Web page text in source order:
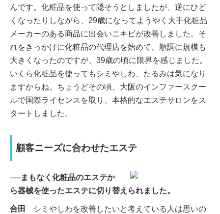
んです。化粧品を使って隠そうとしましたが、逆にひど
くなったりしながら、29歳になってようやく大手化粧品
メーカーのある商品に出会いニキビが改善しました。そ
れをきっかけに化粧品の代理店を始めて、順調に規模も
大きくなったのですが、39歳の頃に限界を感じました。
いくら化粧品を使ってもシミやしわ、たるみは気になり
ますからね。ちょうどその頃、大阪のインファースクー
ルで国際ライセンスを取り、本格的なエステサロンをス
タートしました。
顧客ニーズに合わせたエステ
──まもなく化粧品のエステか
ら器械を使ったエステに切り替えられました。
合田
シミやしわを改善したいと考えている人は思いの